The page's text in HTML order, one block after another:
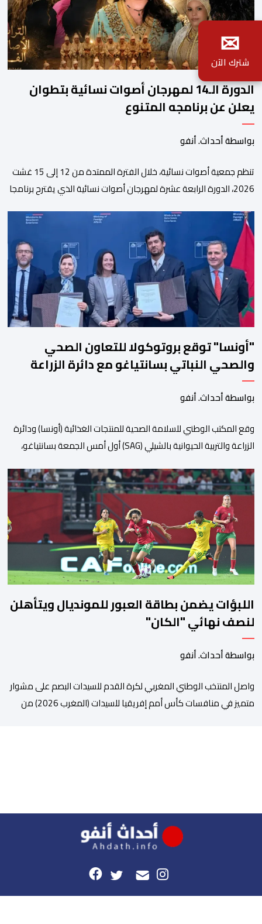
الدورة الـ14 لمهرجان أصوات نسائية بتطوان
يعلن عن برنامجه المتنوع
بواسطة أحداث. أنفو
تنظم جمعية أصوات نسائية، خلال الفترة الممتدة من 12 إلى 15 غشت
2026، الدورة الرابعة عشرة لمهرجان أصوات نسائية الذي يقترح برنامجا
الاجتماعية والتضامنية والإنسانية. ووفق بلاغ للمنظمين، تقترح هذه
الدورة، التي تنظم تحت الرعاية السامية لصاحب الجلالة الملك محمد
السادس، تحت شعار “سيدات البحر الأبيض المتوسط، […]
"أونسا" توقع بروتوكولا للتعاون الصحي
والصحي النباتي بسانتياغو مع دائرة الزراعة
وتربية المواشي
بواسطة أحداث. أنفو
وقع المكتب الوطني للسلامة الصحية للمنتجات الغذائية (أونسا) ودائرة
الزراعة والتربية الحيوانية بالشيلي (SAG) أول أمس الجمعة بسانتياغو،
والصحة الحيوانية. وسيمكن هذا البروتوكول الذي تم توقيعه بحضور
مسؤولين عن السلطات الشيلية، وممثلين عن القطاع الخاص ومن
أوساط التصدير، من مواءمة الإجراءات الصحية، والصحية النباتية المطبقة
على […]
اللبؤات يضمن بطاقة العبور للمونديال ويتأهلن
لنصف نهائي "الكان"
بواسطة أحداث. أنفو
واصل المنتخب الوطني المغربي لكرة القدم للسيدات البصم على مشوار
متميز في منافسات كأس أمم إفريقيا للسيدات (المغرب 2026) من
✉
شترك الآن